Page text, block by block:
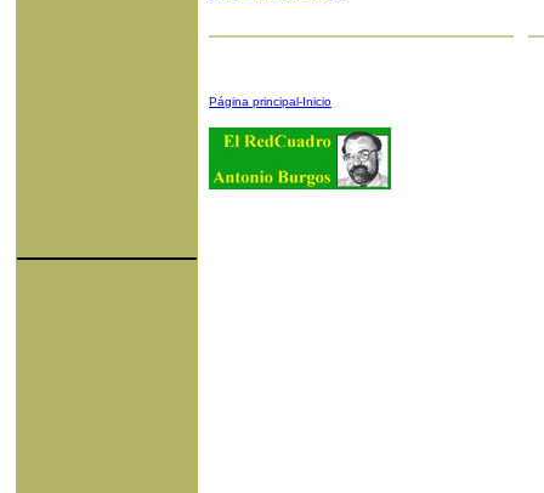
Página principal-Inicio